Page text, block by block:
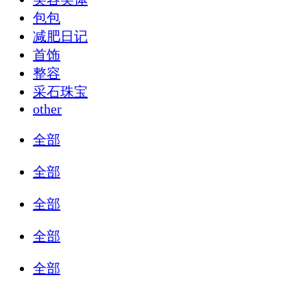
包包
减肥日记
首饰
整容
采石珠宝
other
全部
全部
全部
全部
全部